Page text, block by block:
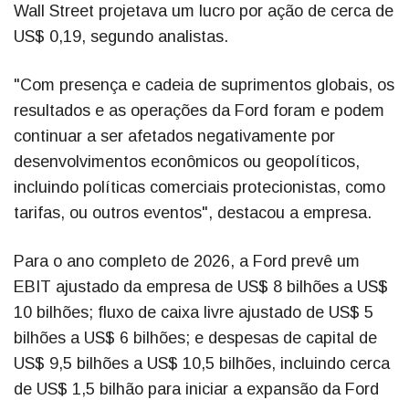
Wall Street projetava um lucro por ação de cerca de
US$ 0,19, segundo analistas.
"Com presença e cadeia de suprimentos globais, os
resultados e as operações da Ford foram e podem
continuar a ser afetados negativamente por
desenvolvimentos econômicos ou geopolíticos,
incluindo políticas comerciais protecionistas, como
tarifas, ou outros eventos", destacou a empresa.
Para o ano completo de 2026, a Ford prevê um
EBIT ajustado da empresa de US$ 8 bilhões a US$
10 bilhões; fluxo de caixa livre ajustado de US$ 5
bilhões a US$ 6 bilhões; e despesas de capital de
US$ 9,5 bilhões a US$ 10,5 bilhões, incluindo cerca
de US$ 1,5 bilhão para iniciar a expansão da Ford